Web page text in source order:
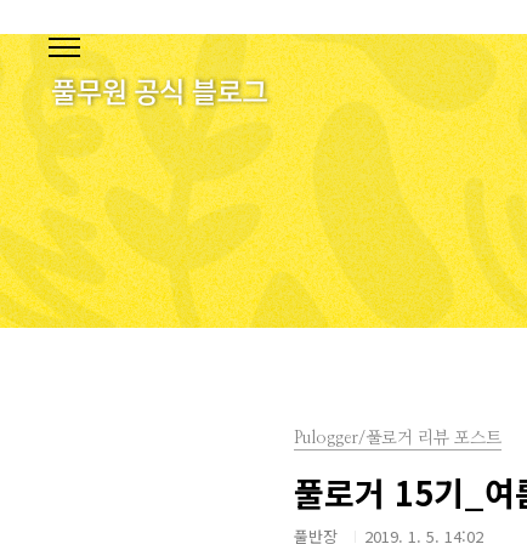
Pulogger/풀로거 리뷰 포스트
풀로거 15기_
풀반장 2019. 1. 5. 14:02